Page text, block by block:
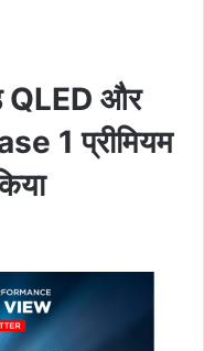
QLED और
1 प्रीमियम